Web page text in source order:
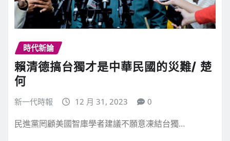
時代新論
賴清德搞台獨才是中華民國的災難/ 楚
何
新一代時報 12 月 31, 2023 0
民進黨罔顧美國智庫學者建議不願意凍結台獨…